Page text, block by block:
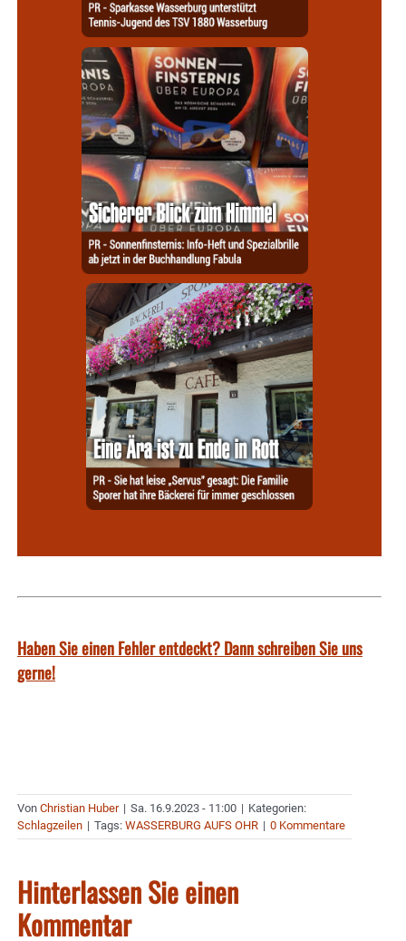
Haben Sie einen Fehler entdeckt? Dann schreiben Sie uns
gerne!
Von Christian Huber | Sa. 16.9.2023 - 11:00 | Kategorien:
Schlagzeilen | Tags: WASSERBURG AUFS OHR | 0 Kommentare
Hinterlassen Sie einen
Kommentar